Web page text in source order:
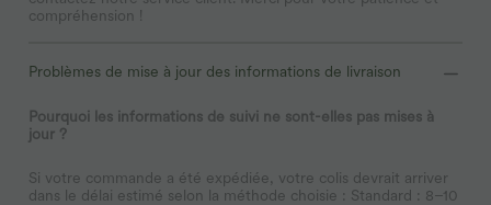
compréhension !
Problèmes de mise à jour des informations de livraison
Pourquoi les informations de suivi ne sont-elles pas mises à
jour ?
Si votre commande a été expédiée, votre colis devrait arriver
dans le délai estimé selon la méthode choisie : Standard : 8–10